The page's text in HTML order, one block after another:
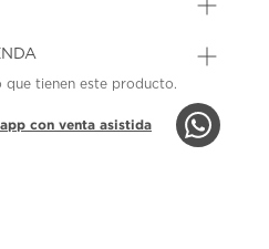
que tienen este producto.
con venta asistida